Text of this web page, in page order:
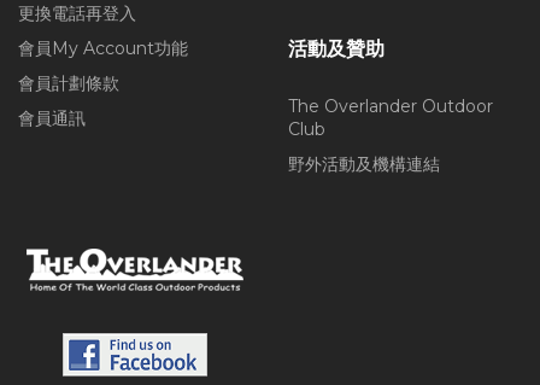
更換電話再登入
會員My Account功能
會員計劃條款
會員通訊
活動及贊助
The Overlander Outdoor
Club
野外活動及機構連結